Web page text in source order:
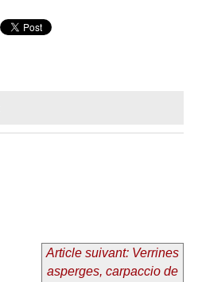
Article suivant: Verrines
asperges, carpaccio de